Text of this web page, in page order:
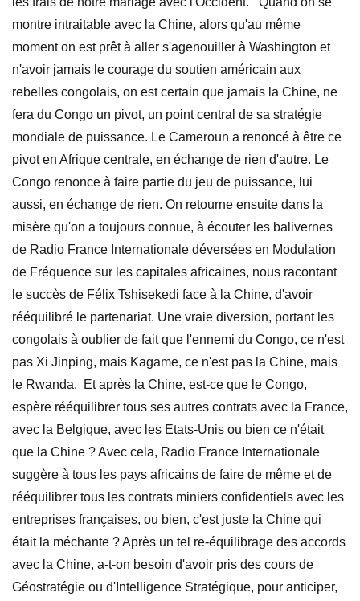
montre intraitable avec la Chine, alors qu'au même
moment on est prêt à aller s'agenouiller à Washington et
n'avoir jamais le courage du soutien américain aux
rebelles congolais, on est certain que jamais la Chine, ne
fera du Congo un pivot, un point central de sa stratégie
mondiale de puissance. Le Cameroun a renoncé à être ce
pivot en Afrique centrale, en échange de rien d'autre. Le
Congo renonce à faire partie du jeu de puissance, lui
aussi, en échange de rien. On retourne ensuite dans la
misère qu'on a toujours connue, à écouter les balivernes
de Radio France Internationale déversées en Modulation
de Fréquence sur les capitales africaines, nous racontant
le succès de Félix Tshisekedi face à la Chine, d'avoir
rééquilibré le partenariat. Une vraie diversion, portant les
congolais à oublier de fait que l'ennemi du Congo, ce n'est
pas Xi Jinping, mais Kagame, ce n'est pas la Chine, mais
le Rwanda. Et après la Chine, est-ce que le Congo,
espère rééquilibrer tous ses autres contrats avec la France,
avec la Belgique, avec les Etats-Unis ou bien ce n'était
que la Chine ? Avec cela, Radio France Internationale
suggère à tous les pays africains de faire de même et de
rééquilibrer tous les contrats miniers confidentiels avec les
entreprises françaises, ou bien, c'est juste la Chine qui
était la méchante ? Après un tel re-équilibrage des accords
avec la Chine, a-t-on besoin d'avoir pris des cours de
Géostratégie ou d'Intelligence Stratégique, pour anticiper,